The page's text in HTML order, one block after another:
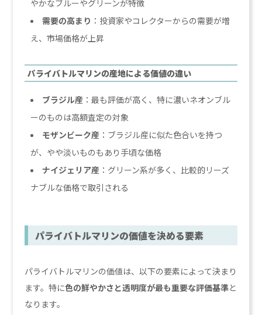
やかなブルーやグリーンが特徴
需要の高まり ：投資家やコレクターからの需要が増
え、市場価格が上昇
パライバトルマリンの産地による価値の違い
ブラジル産 ：最も評価が高く、特に濃いネオンブル
ーのものは高額査定の対象
モザンビーク産 ：ブラジル産に似た色合いを持つ
が、やや淡いものもあり手頃な価格
ナイジェリア産 ：グリーン系が多く、比較的リーズ
ナブルな価格で取引される
パライバトルマリンの価値を決める要素
パライバトルマリンの価値は、以下の要素によって決まり
ます。特に色の鮮やかさと透明度が最も重要な評価基準と
なります。